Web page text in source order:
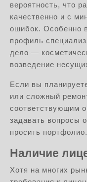
вероятность, что
качественно и с
ошибок. Особенно
профиль
дело —
возведение
Если вы
или сложный
соответствующим
задавать вопросы
просить портфолио.
Наличие
Хотя на многих